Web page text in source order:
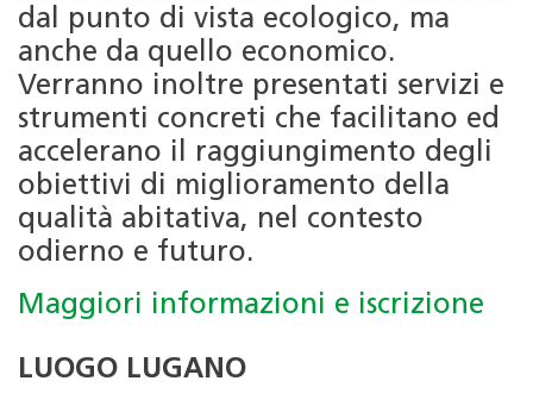
dal punto di vista ecologico, ma
anche da quello economico.
Verranno inoltre presentati servizi e
strumenti concreti che facilitano ed
accelerano il raggiungimento degli
obiettivi di miglioramento della
qualità abitativa, nel contesto
odierno e futuro.
Maggiori informazioni e iscrizione
LUOGO LUGANO